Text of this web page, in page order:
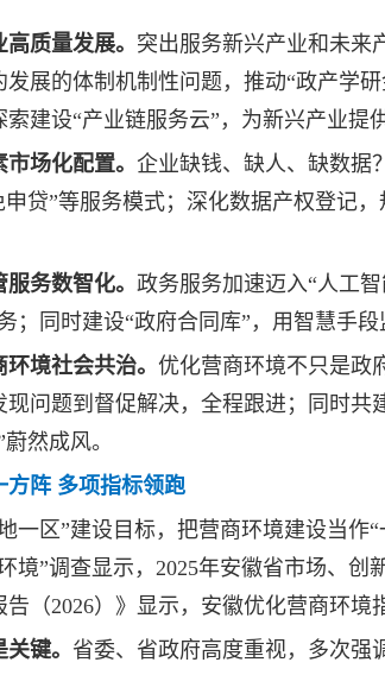
质量发展。 突出服务新兴产业和未来
展的体制机制性问题，推动“政产学
建设“产业链服务云”，为新兴产业提
场化配置。 企业缺钱、缺人、缺数据
申贷”等服务模式；深化数据产权登记
务数智化。 政务服务加速迈入“人工
；同时建设“政府合同库”，用智慧手
境社会共治。 优化营商环境不只是政
问题到督促解决，全程跟进；同时
然成风。
方阵 多项指标领跑
一区”建设目标，把营商环境建设当作
境”调查显示，2025年安徽省市场、
（2026）》显示，安徽优化营商环境
键。 省委、省政府高度重视，多次强